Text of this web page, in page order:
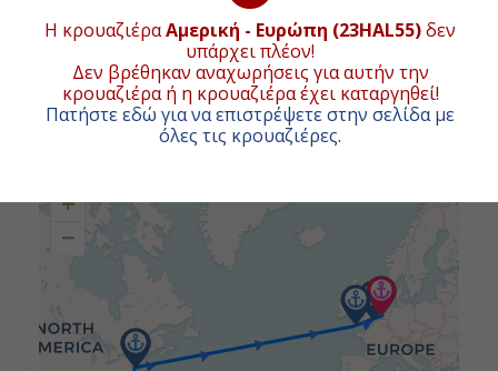
Η κρουαζιέραΑμερική - Ευρώπη (23HAL55)δεν
υπάρχει πλέον!
Δεν βρέθηκαν αναχωρήσεις για αυτήν την
κρουαζιέρα ή η κρουαζιέρα έχει καταργηθεί!
Πατήστε εδώ για να επιστρέψετε στην σελίδα με
όλες τις κρουαζιέρες.
Ημέρα 3η
Εν Πλω
-
Ημέρα 4η
Νέα Υόρκη, Η.Π.Α.
ΧΑΡΤΗΣ ΚΡΟΥΑΖΙΕΡΑΣ
+
−